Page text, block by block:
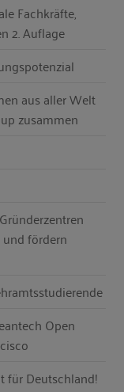
Fachkräfte,
2. Auflage
aus aller Welt
zusammen
fördern
Open
für Deutschland!